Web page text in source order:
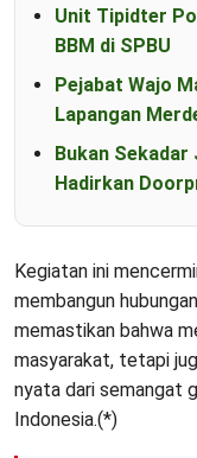
Unit Tipidter
BBM di SPBU
Pejabat Wajo
Lapangan
Bukan Sekadar
Hadirkan
Kegiatan ini
membangun
memastikan bahwa
masyarakat, tetapi
nyata dari semangat
Indonesia.(*)